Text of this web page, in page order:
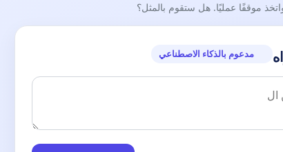
موقفًا عمليًا. هل ستقوم بالمثل؟
مدعوم بالذكاء الاصطناعي